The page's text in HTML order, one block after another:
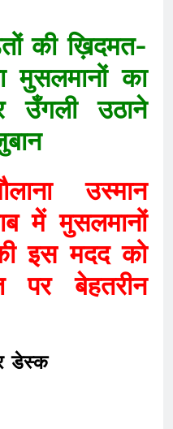
की ख़िदमत-
मुसलमानों का
उँगली उठाने
उस्मान
में मुसलमानों
इस मदद को
बेहतरीन
डेस्क